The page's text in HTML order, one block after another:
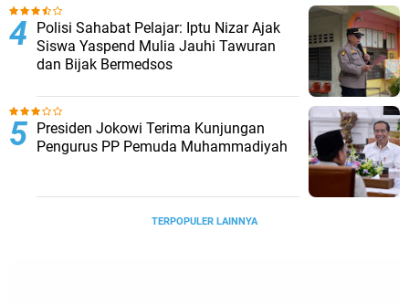
Polisi Sahabat Pelajar: Iptu Nizar Ajak
Siswa Yaspend Mulia Jauhi Tawuran
dan Bijak Bermedsos
Presiden Jokowi Terima Kunjungan
Pengurus PP Pemuda Muhammadiyah
TERPOPULER LAINNYA